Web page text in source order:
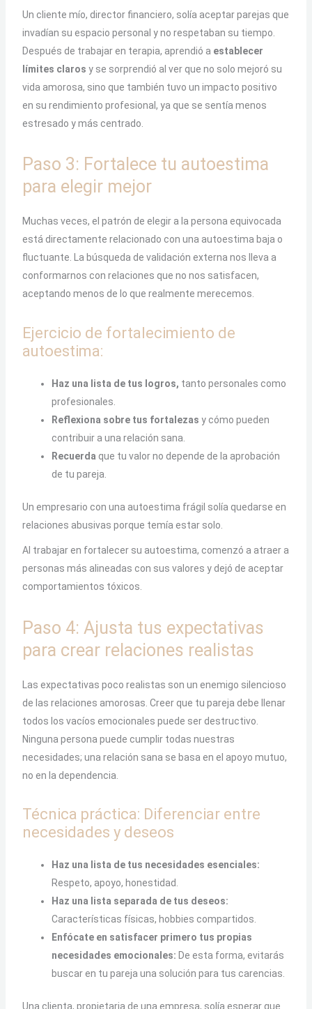
Un cliente mío, director financiero, solía aceptar parejas que
invadían su espacio personal y no respetaban su tiempo.
Después de trabajar en terapia, aprendió a establecer
límites claros y se sorprendió al ver que no solo mejoró su
vida amorosa, sino que también tuvo un impacto positivo
en su rendimiento profesional, ya que se sentía menos
estresado y más centrado.
Paso 3: Fortalece tu autoestima
para elegir mejor
Muchas veces, el patrón de elegir a la persona equivocada
está directamente relacionado con una autoestima baja o
fluctuante. La búsqueda de validación externa nos lleva a
conformarnos con relaciones que no nos satisfacen,
aceptando menos de lo que realmente merecemos.
Ejercicio de fortalecimiento de
autoestima:
Haz una lista de tus logros, tanto personales como
profesionales.
Reflexiona sobre tus fortalezas y cómo pueden
contribuir a una relación sana.
Recuerda que tu valor no depende de la aprobación
de tu pareja.
Un empresario con una autoestima frágil solía quedarse en
relaciones abusivas porque temía estar solo.
Al trabajar en fortalecer su autoestima, comenzó a atraer a
personas más alineadas con sus valores y dejó de aceptar
comportamientos tóxicos.
Paso 4: Ajusta tus expectativas
para crear relaciones realistas
Las expectativas poco realistas son un enemigo silencioso
de las relaciones amorosas. Creer que tu pareja debe llenar
todos los vacíos emocionales puede ser destructivo.
Ninguna persona puede cumplir todas nuestras
necesidades; una relación sana se basa en el apoyo mutuo,
no en la dependencia.
Técnica práctica: Diferenciar entre
necesidades y deseos
Haz una lista de tus necesidades esenciales:
Respeto, apoyo, honestidad.
Haz una lista separada de tus deseos:
Características físicas, hobbies compartidos.
Enfócate en satisfacer primero tus propias
necesidades emocionales: De esta forma, evitarás
buscar en tu pareja una solución para tus carencias.
Una clienta, propietaria de una empresa, solía esperar que